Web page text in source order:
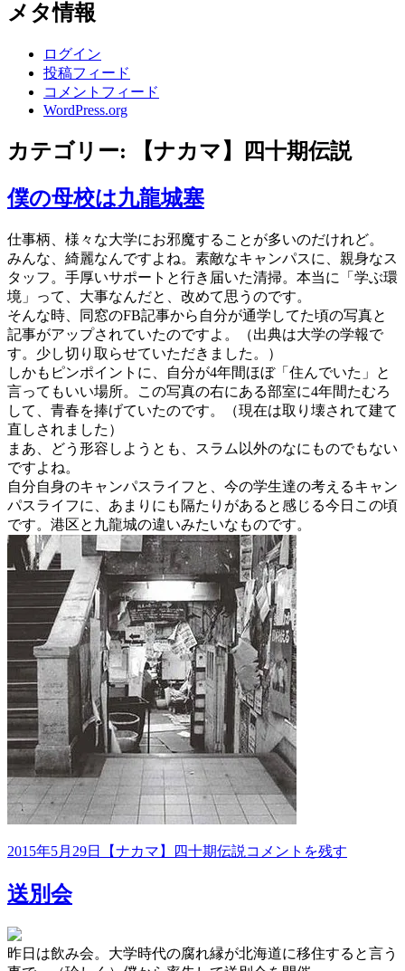
メタ情報
ログイン
投稿フィード
コメントフィード
WordPress.org
カテゴリー:
【ナカマ】四十期伝説
僕の母校は九龍城塞
仕事柄、様々な大学にお邪魔することが多いのだけれど。
みんな、綺麗なんですよね。素敵なキャンパスに、親身なス
タッフ。手厚いサポートと行き届いた清掃。本当に「学ぶ環
境」って、大事なんだと、改めて思うのです。
そんな時、同窓のFB記事から自分が通学してた頃の写真と
記事がアップされていたのですよ。（出典は大学の学報で
す。少し切り取らせていただきました。）
しかもピンポイントに、自分が4年間ほぼ「住んでいた」と
言ってもいい場所。この写真の右にある部室に4年間たむろ
して、青春を捧げていたのです。（現在は取り壊されて建て
直しされました）
まあ、どう形容しようとも、スラム以外のなにものでもない
ですよね。
自分自身のキャンパスライフと、今の学生達の考えるキャン
パスライフに、あまりにも隔たりがあると感じる今日この頃
です。港区と九龍城の違いみたいなものです。
投
日:
2015年5月29日
カ
【ナカマ】四十期伝説 僕
九
龍
コメントを残す
送別会
昨日は飲み会。大学時代の腐れ縁が北海道に移住すると言う